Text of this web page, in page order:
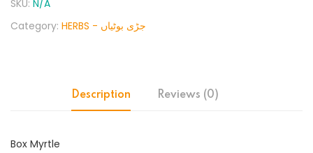
SKU: N/A
Category:
HERBS - جڑی بوٹیاں
Description Reviews (0)
Box Myrtle